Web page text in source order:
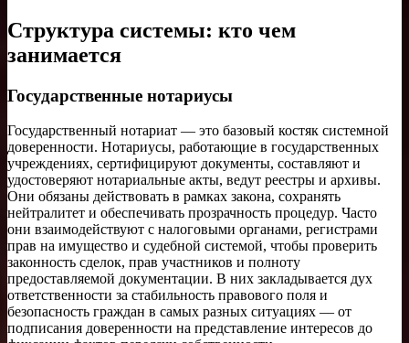
Структура системы: кто чем
занимается
Государственные нотариусы
Государственный нотариат — это базовый костяк системной
доверенности. Нотариусы, работающие в государственных
учреждениях, сертифицируют документы, составляют и
удостоверяют нотариальные акты, ведут реестры и архивы.
Они обязаны действовать в рамках закона, сохранять
нейтралитет и обеспечивать прозрачность процедур. Часто
они взаимодействуют с налоговыми органами, регистрами
прав на имущество и судебной системой, чтобы проверить
законность сделок, прав участников и полноту
предоставляемой документации. В них закладывается дух
ответственности за стабильность правового поля и
безопасность граждан в самых разных ситуациях — от
подписания доверенности на представление интересов до